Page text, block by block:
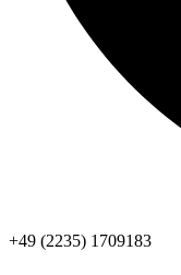
+49 (2235) 1709183